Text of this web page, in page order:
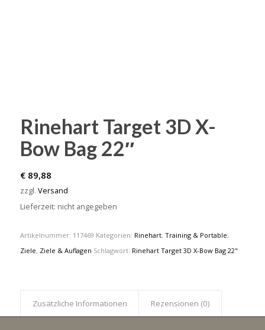
Rinehart Target 3D X-
Bow Bag 22″
€89,88
zzgl. Versand
Lieferzeit: nicht angegeben
Artikelnummer: 117469 Kategorien: Rinehart, Training & Portable,
Ziele, Ziele & Auflagen Schlagwort: Rinehart Target 3D X-Bow Bag 22"
Zusätzliche Informationen Rezensionen (0)